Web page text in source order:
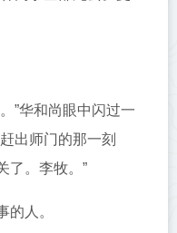
”华和尚眼中闪过一
出师门的那一刻
了。李牧。”
的人。